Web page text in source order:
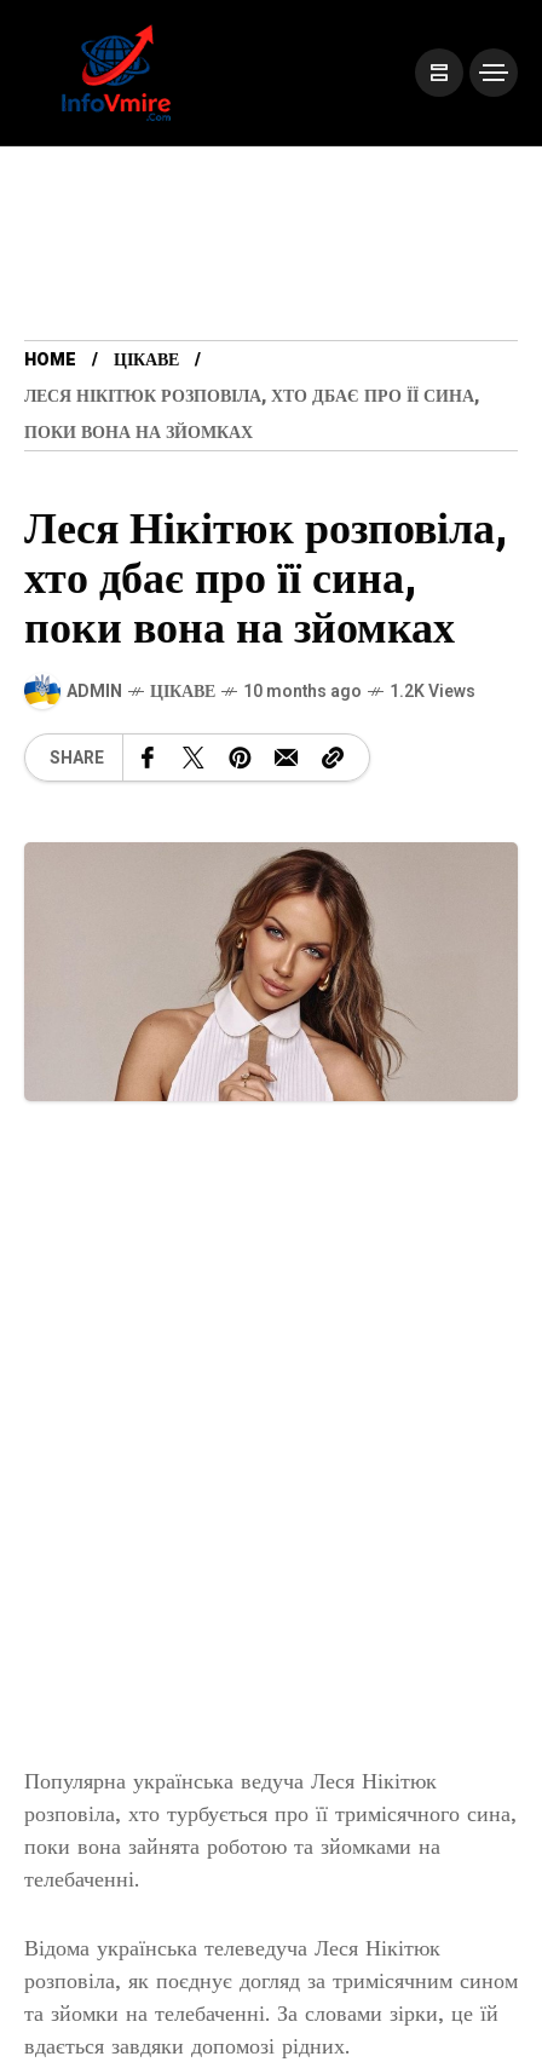
HOME
ЦІКАВЕ
ЛЕСЯ НІКІТЮК РОЗПОВІЛА, ХТО ДБАЄ ПРО ЇЇ СИНА,
ПОКИ ВОНА НА ЗЙОМКАХ
Леся Нікітюк розповіла,
хто дбає про її сина,
поки вона на зйомках
ADMIN ЦІКАВЕ 10 months ago 1.2K Views
SHARE
Популярна українська ведуча Леся Нікітюк
розповіла, хто турбується про її тримісячного сина,
поки вона зайнята роботою та зйомками на
телебаченні.
Відома українська телеведуча Леся Нікітюк
розповіла, як поєднує догляд за тримісячним сином
та зйомки на телебаченні. За словами зірки, це їй
вдається завдяки допомозі рідних.